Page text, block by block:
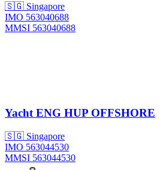
🇸🇬 Singapore
IMO 563040688
MMSI 563040688
YachtENG HUP OFFSHORE
🇸🇬 Singapore
IMO 563044530
MMSI 563044530